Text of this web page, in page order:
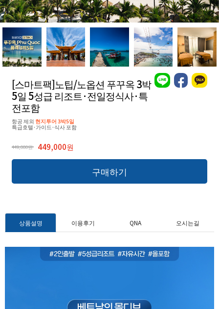
[스마트팩]노팁/노옵션 푸꾸옥 3박
5일 5성급 리조트·전일정식사·특
전포함
항공 제외현지투어 3박5일
특급호텔·가이드·식사 포함
449,000원 449,000원
구매하기
상품설명 이용후기 QNA 오시는길